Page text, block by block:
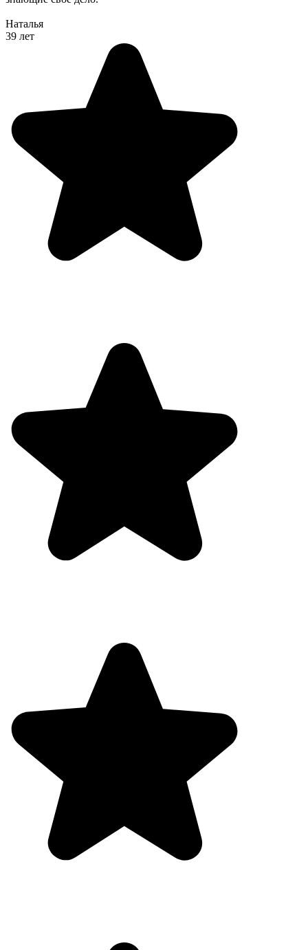
Наталья
39 лет